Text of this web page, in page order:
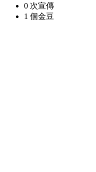
0 次宣傳
1 個金豆